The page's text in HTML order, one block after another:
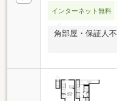
インターネット無料
角部屋・保証人